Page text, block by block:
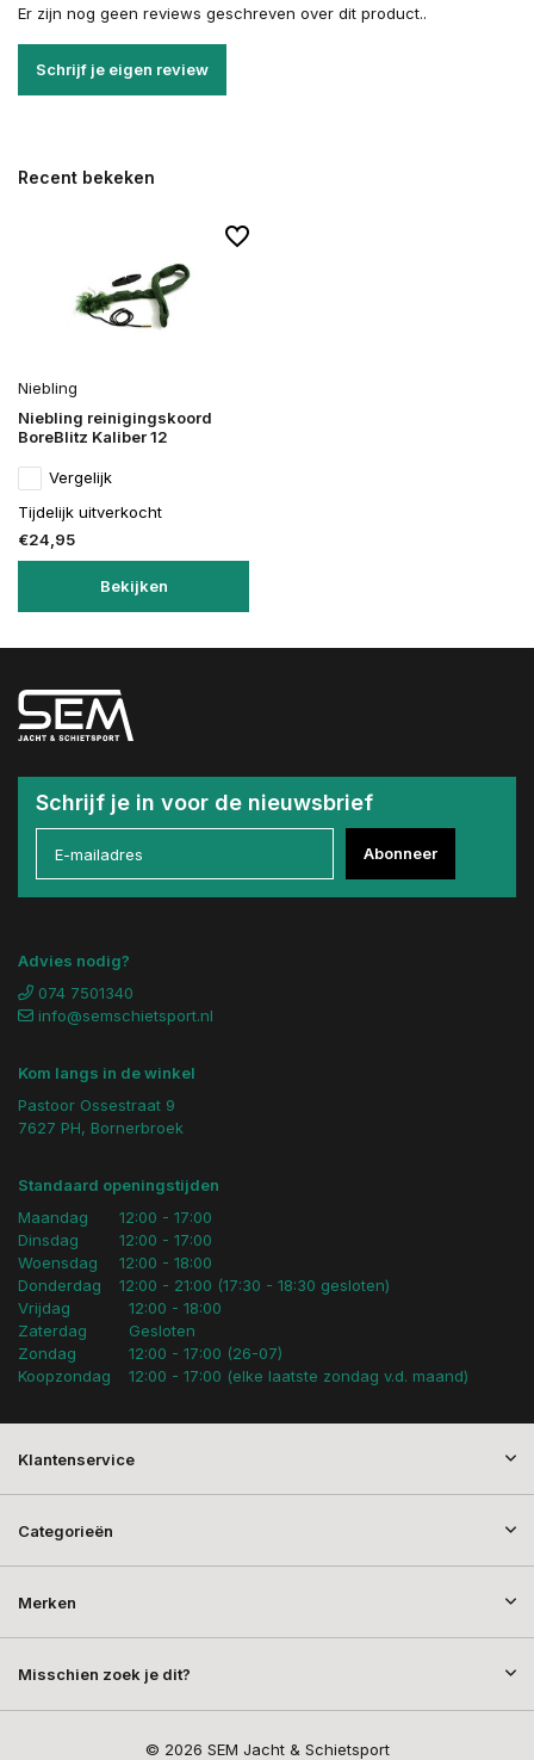
Er zijn nog geen reviews geschreven over dit product..
Schrijf je eigen review
Recent bekeken
Niebling
Niebling reinigingskoord
BoreBlitz Kaliber 12
Vergelijk
Tijdelijk uitverkocht
€24,95
Bekijken
Schrijf je in voor de nieuwsbrief
Abonneer
Advies nodig?
074 7501340
info@semschietsport.nl
Kom langs in de winkel
Pastoor Ossestraat 9
7627 PH, Bornerbroek
Standaard openingstijden
Maandag
Dinsdag
Woensdag
Donderdag
12:00 - 17:00
12:00 - 17:00
12:00 - 18:00
12:00 - 21:00 (17:30 - 18:30 gesloten)
Vrijdag
Zaterdag
Zondag
Koopzondag
12:00 - 18:00
Gesloten
12:00 - 17:00 (26-07)
12:00 - 17:00 (elke laatste zondag v.d. maand)
Klantenservice
Categorieën
Merken
Misschien zoek je dit?
© 2026 SEM Jacht & Schietsport